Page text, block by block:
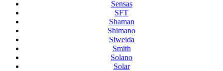
Sensas
SFT
Shaman
Shimano
Siweida
Smith
Solano
Solar